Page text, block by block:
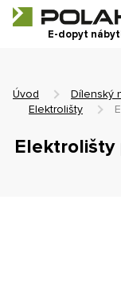
E-dopyt
Úvod Dílenský
Elektrolišty
Elektrolišty